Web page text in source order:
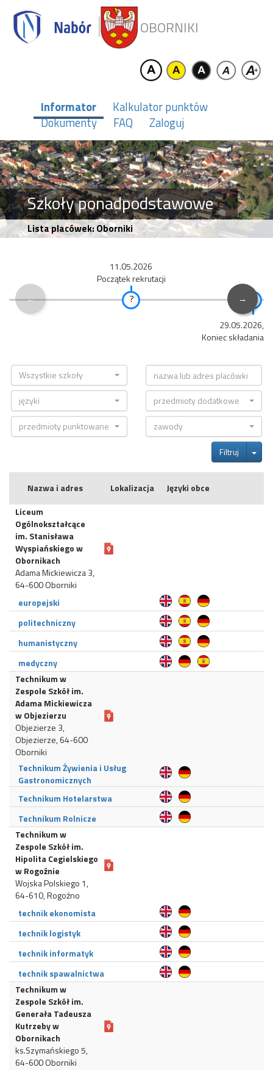
OBORNIKI
Informator
Kalkulator punktów
Dokumenty
FAQ Zaloguj
Szkoły ponadpodstawowe
Lista placówek: Oborniki
←
11.05.2026
Początek rekrutacji
29.05.2026,
Koniec składania
→
Wszystkie szkoły
języki
przedmioty dodatkowe
przedmioty punktowane
zawody
Filtruj
Nazwa i adres Lokalizacja
Języki obce
Liceum
Ogólnokształcące
im. Stanisława
Wyspiańskiego w
Obornikach
Adama Mickiewicza 3,
64-600 Oborniki
europejski
politechniczny
humanistyczny
medyczny
Technikum w
Zespole Szkół im.
Adama Mickiewicza
w Objezierzu
Objezierze 3,
Objezierze, 64-600
Oborniki
Technikum Żywienia i Usług
Gastronomicznych
Technikum Hotelarstwa
Technikum Rolnicze
Technikum w
Zespole Szkół im.
Hipolita Cegielskiego
w Rogoźnie
Wojska Polskiego 1,
64-610, Rogoźno
technik ekonomista
technik logistyk
technik informatyk
technik spawalnictwa
Technikum w
Zespole Szkół im.
Generała Tadeusza
Kutrzeby w
Obornikach
ks.Szymańskiego 5,
64-600 Oborniki